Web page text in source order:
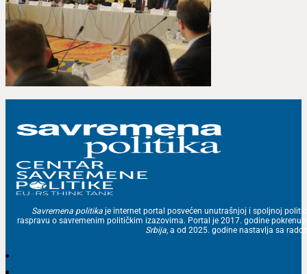
Savremena politika je internet portal posvećen unutrašnjoj i spoljnoj
raspravu o savremenim političkim izazovima. Portal je 2017. godine
Srbija, a od 2025. godine nastavlja sa